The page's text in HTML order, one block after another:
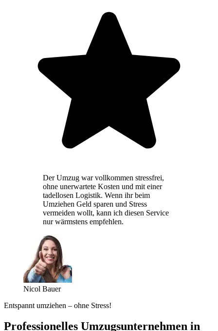
Der Umzug war vollkommen stressfrei,
ohne unerwartete Kosten und mit einer
tadellosen Logistik. Wenn ihr beim
Umziehen Geld sparen und Stress
vermeiden wollt, kann ich diesen Service
nur wärmstens empfehlen.
Nicol Bauer
Entspannt umziehen – ohne Stress!
Professionelles Umzugsunternehmen in